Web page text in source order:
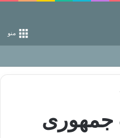
منو
از راه خداست‌!
جمهوری